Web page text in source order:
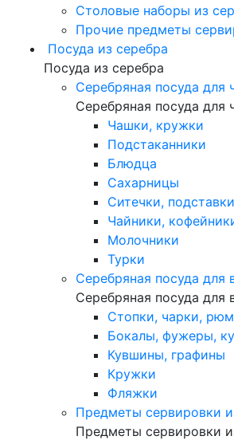
Столовые наборы из
Прочие предметы
Посуда из серебра
Посуда из серебра
Серебряная посуда для
Серебряная посуда для
Чашки, кружки
Подстаканники
Блюдца
Сахарницы
Ситечки, подставки
Чайники,
Молочники
Турки
Серебряная посуда для
Серебряная посуда для
Стопки, чарки,
Бокалы, фужеры,
Кувшины, графины
Кружки
Фляжки
Предметы сервировки
Предметы сервировки